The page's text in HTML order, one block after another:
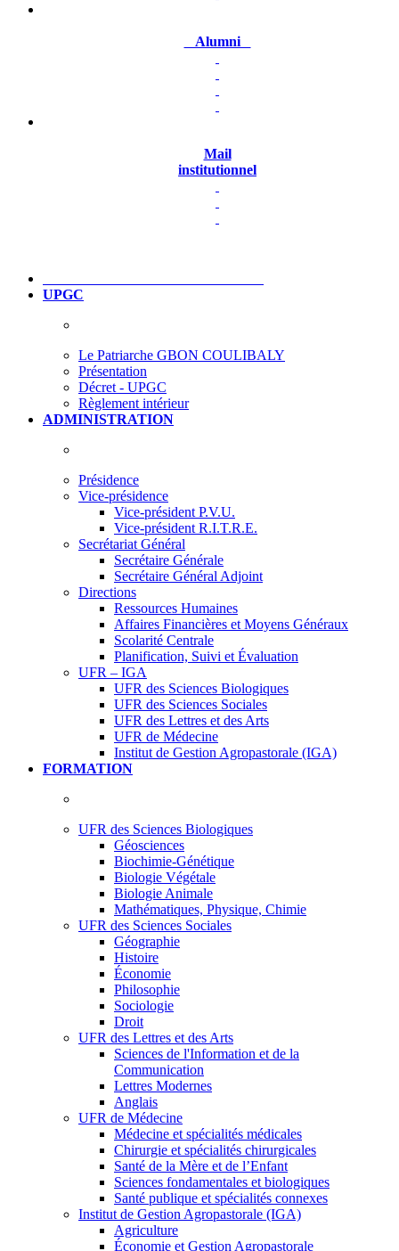
Alumni
Mail
institutionnel
UPGC
Le Patriarche GBON COULIBALY
Présentation
Décret - UPGC
Règlement intérieur
ADMINISTRATION
Présidence
Vice-présidence
Vice-président P.V.U.
Vice-président R.I.T.R.E.
Secrétariat Général
Secrétaire Générale
Secrétaire Général Adjoint
Directions
Ressources Humaines
Affaires Financières et Moyens Généraux
Scolarité Centrale
Planification, Suivi et Évaluation
UFR – IGA
UFR des Sciences Biologiques
UFR des Sciences Sociales
UFR des Lettres et des Arts
UFR de Médecine
Institut de Gestion Agropastorale (IGA)
FORMATION
UFR des Sciences Biologiques
Géosciences
Biochimie-Génétique
Biologie Végétale
Biologie Animale
Mathématiques, Physique, Chimie
UFR des Sciences Sociales
Géographie
Histoire
Économie
Philosophie
Sociologie
Droit
UFR des Lettres et des Arts
Sciences de l'Information et de la
Communication
Lettres Modernes
Anglais
UFR de Médecine
Médecine et spécialités médicales
Chirurgie et spécialités chirurgicales
Santé de la Mère et de l’Enfant
Sciences fondamentales et biologiques
Santé publique et spécialités connexes
Institut de Gestion Agropastorale (IGA)
Agriculture
Économie et Gestion Agropastorale